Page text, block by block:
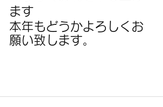
ます
本年もどうかよろしくお
願い致します。